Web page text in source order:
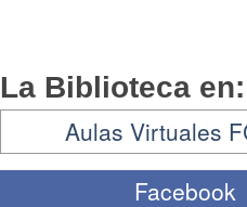
La Biblioteca en:
Aulas Virtuales
Facebook